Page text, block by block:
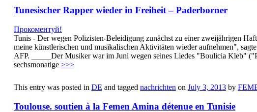
Tunesischer Rapper wieder in Freiheit – Paderborner
Прокоментуй!
Tunis - Der wegen Polizisten-Beleidigung zunächst zu einer zweijährigen
meine künstlerischen und musikalischen Aktivitäten wieder aufnehmen",
AFP. _____Der Musiker war im Juni wegen seines Liedes "Boulicia Kleb"
sechsmonatige >>>
This entry was posted in DE and tagged nachrichten on July 3, 2013 by
Toulouse. soutien à la Femen Amina détenue en Tunisie